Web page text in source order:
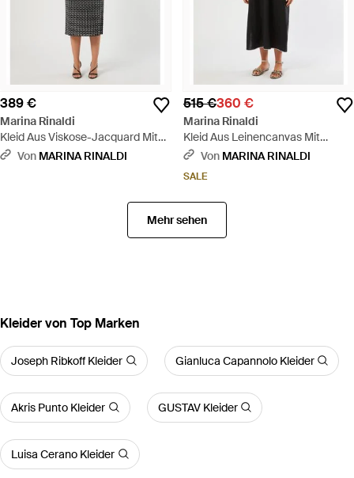
389 €
Marina Rinaldi
Kleid Aus Viskose-Jacquard Mit
Stickerei - Mehrfarbig
Von MARINA RINALDI
515 €360 €
Marina Rinaldi
Kleid Aus Leinencanvas Mit
Stickerei - Schwarz
Von MARINA RINALDI
SALE
Mehr sehen
Kleider von Top Marken
Joseph Ribkoff Kleider Gianluca Capannolo Kleider
Akris Punto Kleider GUSTAV Kleider
Luisa Cerano Kleider